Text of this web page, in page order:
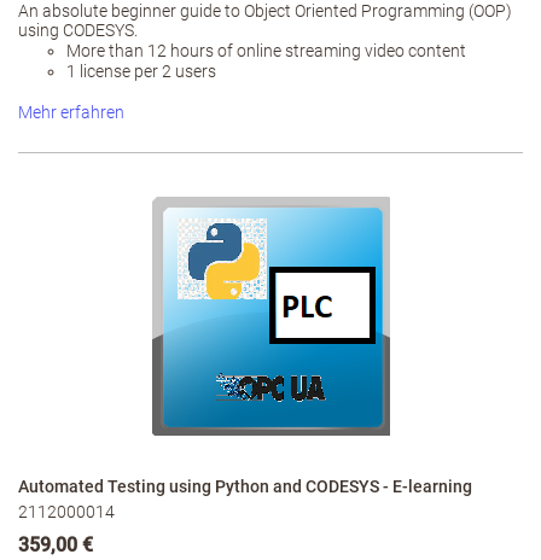
An absolute beginner guide to Object Oriented Programming (OOP)
using CODESYS.
More than 12 hours of online streaming video content
1 license per 2 users
Mehr erfahren
Automated Testing using Python and CODESYS - E-learning
2112000014
359,00 €